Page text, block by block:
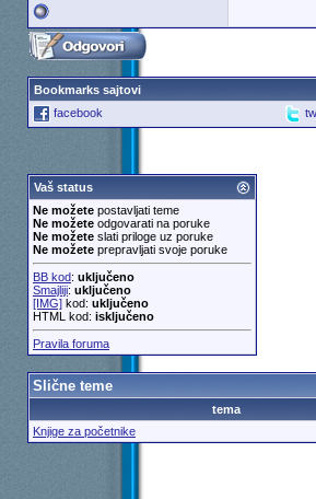
Bookmarks sajtovi
facebook
Vaš status
Ne možetepostavljati teme
Ne možeteodgovarati na poruke
Ne možeteslati priloge uz poruke
Ne možeteprepravljati svoje poruke
BB kod: uključeno
Smajliji: uključeno
[IMG]kod: uključeno
HTML kod: isključeno
Pravila foruma
Slične teme
tema
Knjige za početnike